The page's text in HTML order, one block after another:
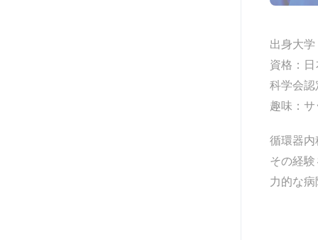
出身大
資格：
科学会認
趣味：
循環器内
その経
力的な